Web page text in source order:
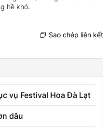
hề khó.
Sao chép liên kết
vụ Festival Hoa Đà Lạt
dâu